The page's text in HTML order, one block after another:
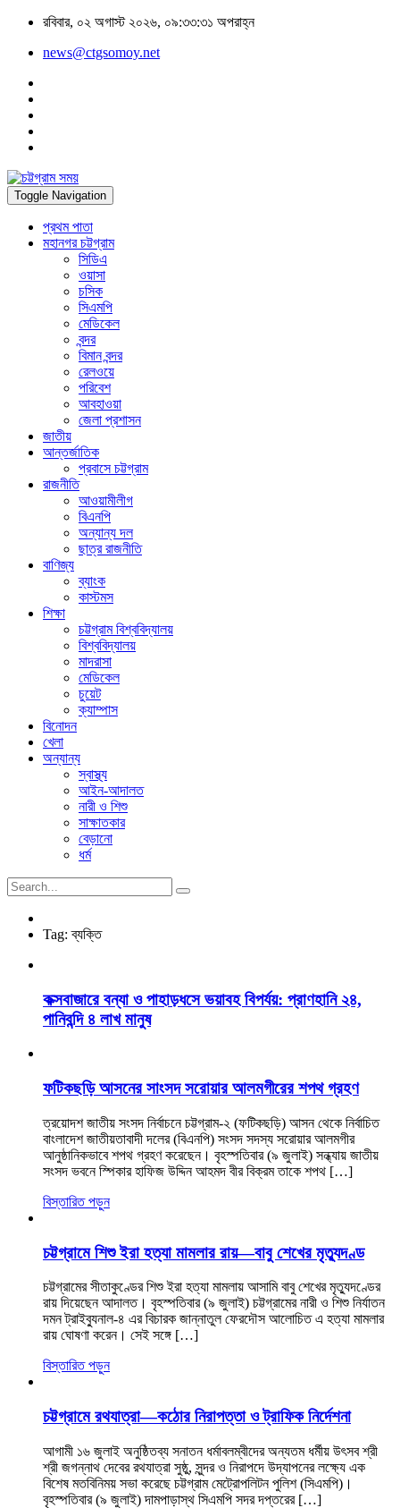
রবিবার, ০২ অগাস্ট ২০২৬, ০৯:৩৩:৩১ অপরাহ্ন
news@ctgsomoy.net
Toggle Navigation
প্রথম পাতা
মহানগর চট্টগ্রাম
সিডিএ
ওয়াসা
চসিক
সিএমপি
মেডিকেল
বন্দর
বিমান বন্দর
রেলওয়ে
পরিবেশ
আবহাওয়া
জেলা প্রশাসন
জাতীয়
আন্তর্জাতিক
প্রবাসে চট্টগ্রাম
রাজনীতি
আওয়ামীলীগ
বিএনপি
অন্যান্য দল
ছাত্র রাজনীতি
বাণিজ্য
ব্যাংক
কাস্টমস
শিক্ষা
চট্টগ্রাম বিশ্ববিদ্যালয়
বিশ্ববিদ্যালয়
মাদরাসা
মেডিকেল
চুয়েট
ক্যাম্পাস
বিনোদন
খেলা
অন্যান্য
স্বাস্থ্য
আইন-আদালত
নারী ও শিশু
সাক্ষাতকার
বেড়ানো
ধর্ম
Tag:ব্যক্তি
কক্সবাজারে বন্যা ও পাহাড়ধসে ভয়াবহ বিপর্যয়: প্রাণহানি ২৪,
পানিবন্দি ৪ লাখ মানুষ
ফটিকছড়ি আসনের সাংসদ সরোয়ার আলমগীরের শপথ গ্রহণ
ত্রয়োদশ জাতীয় সংসদ নির্বাচনে চট্টগ্রাম-২ (ফটিকছড়ি) আসন থেকে নির্বাচিত
বাংলাদেশ জাতীয়তাবাদী দলের (বিএনপি) সংসদ সদস্য সরোয়ার আলমগীর
আনুষ্ঠানিকভাবে শপথ গ্রহণ করেছেন। বৃহস্পতিবার (৯ জুলাই) সন্ধ্যায় জাতীয়
সংসদ ভবনে স্পিকার হাফিজ উদ্দিন আহমদ বীর বিক্রম তাকে শপথ […]
বিস্তারিত পড়ুন
চট্টগ্রামে শিশু ইরা হত্যা মামলার রায়—বাবু শেখের মৃত্যুদণ্ড
চট্টগ্রামের সীতাকুণ্ডের শিশু ইরা হত্যা মামলায় আসামি বাবু শেখের মৃত্যুদণ্ডের
রায় দিয়েছেন আদালত। বৃহস্পতিবার (৯ জুলাই) চট্টগ্রামের নারী ও শিশু নির্যাতন
দমন ট্রাইব্যুনাল-৪ এর বিচারক জান্নাতুল ফেরদৌস আলোচিত এ হত্যা মামলার
রায় ঘোষণা করেন। সেই সঙ্গে […]
বিস্তারিত পড়ুন
চট্টগ্রামে রথযাত্রা—কঠোর নিরাপত্তা ও ট্রাফিক নির্দেশনা
আগামী ১৬ জুলাই অনুষ্ঠিতব্য সনাতন ধর্মাবলম্বীদের অন্যতম ধর্মীয় উৎসব শ্রী
শ্রী জগন্নাথ দেবের রথযাত্রা সুষ্ঠু, সুন্দর ও নিরাপদে উদ্‌যাপনের লক্ষ্যে এক
বিশেষ মতবিনিময় সভা করেছে চট্টগ্রাম মেট্রোপলিটন পুলিশ (সিএমপি)।
বৃহস্পতিবার (৯ জুলাই) দামপাড়াস্থ সিএমপি সদর দপ্তরের […]